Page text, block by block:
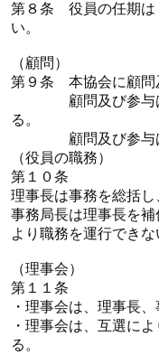
第８条 役員の任期は
い。
（顧問）
第９条 本協会に顧問
顧問及び参与は、
る。
顧問及び参与は、
（役員の職務）
第１０条
理事長は事務を総括し
事務局長は理事長を
より職務を運行できな
（理事会）
第１１条
・理事会は、理事長
・理事会は、互選に
る。